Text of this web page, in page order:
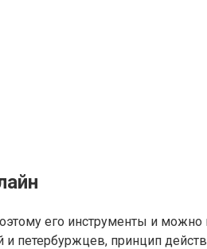
его инструменты и
петербуржцев, принцип